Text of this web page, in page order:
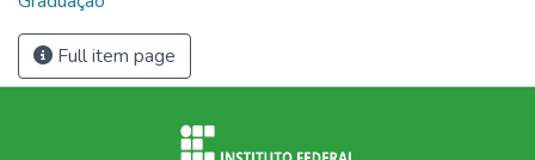
Full item page